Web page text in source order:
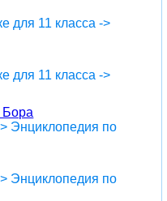
для 11 класса ->
для 11 класса ->
Бора
Энциклопедия по
Энциклопедия по